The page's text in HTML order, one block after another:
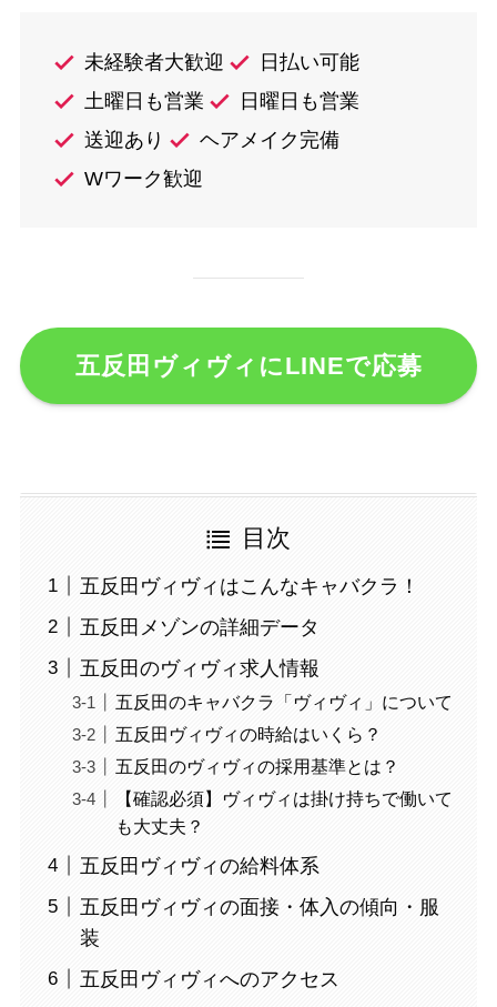
未経験者大歓迎
日払い可能
土曜日も営業
日曜日も営業
送迎あり
ヘアメイク完備
Wワーク歓迎
五反田ヴィヴィにLINEで応募
目次
五反田ヴィヴィはこんなキャバクラ！
五反田メゾンの詳細データ
五反田のヴィヴィ求人情報
五反田のキャバクラ「ヴィヴィ」について
五反田ヴィヴィの時給はいくら？
五反田のヴィヴィの採用基準とは？
【確認必須】ヴィヴィは掛け持ちで働いて
も大丈夫？
五反田ヴィヴィの給料体系
五反田ヴィヴィの面接・体入の傾向・服
装
五反田ヴィヴィへのアクセス